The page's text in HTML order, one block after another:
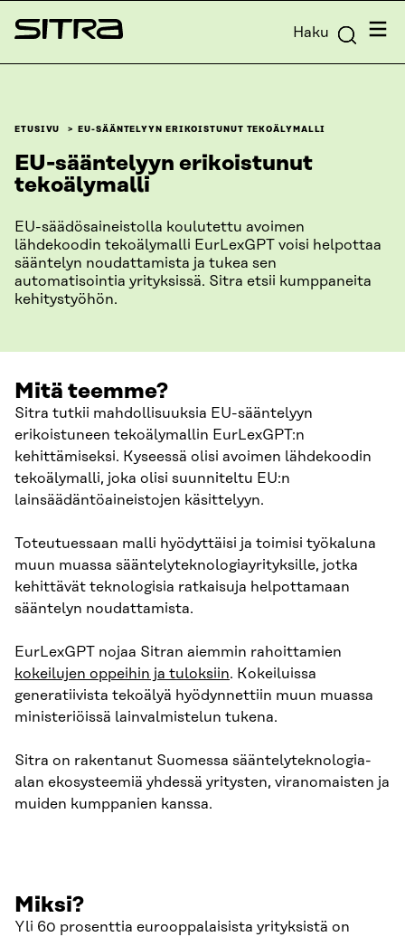
Siirry
suoraan
Sitra Haku
ETUSIVU EU-SÄÄNTELYYN ERIKOISTUNUT TEKOÄLYMALLI
EU-sääntelyyn erikoistunut
tekoälymalli
EU-säädösaineistolla koulutettu avoimen
lähdekoodin tekoälymalli EurLexGPT voisi helpottaa
sääntelyn noudattamista ja tukea sen
automatisointia yrityksissä. Sitra etsii kumppaneita
kehitystyöhön.
Mitä teemme?
Sitra tutkii mahdollisuuksia EU-sääntelyyn
erikoistuneen tekoälymallin EurLexGPT:n
kehittämiseksi. Kyseessä olisi avoimen lähdekoodin
tekoälymalli, joka olisi suunniteltu EU:n
lainsäädäntöaineistojen käsittelyyn.
Toteutuessaan malli hyödyttäisi ja toimisi työkaluna
muun muassa sääntelyteknologiayrityksille, jotka
kehittävät teknologisia ratkaisuja helpottamaan
sääntelyn noudattamista.
EurLexGPT nojaa Sitran aiemmin rahoittamien
kokeilujen oppeihin ja tuloksiin. Kokeiluissa
generatiivista tekoälyä hyödynnettiin muun muassa
ministeriöissä lainvalmistelun tukena.
Sitra on rakentanut Suomessa sääntelyteknologia-
alan ekosysteemiä yhdessä yritysten, viranomaisten ja
muiden kumppanien kanssa.
Miksi?
Yli 60 prosenttia eurooppalaisista yrityksistä on